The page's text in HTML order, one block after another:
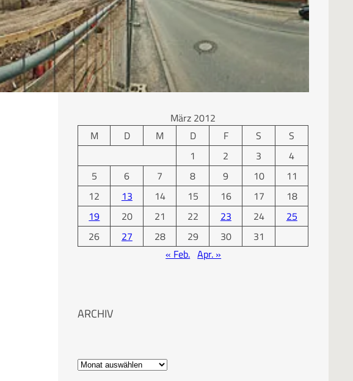
KALENDER
März 2012
M
D M D F S
S
1
2 3
4
5
6 7 8 9 10
11
12
13 14 15 16 17
18
19
20 21 22 23 24
25
26
27 28 29 30
31
« Feb. Apr. »
ARCHIV
A